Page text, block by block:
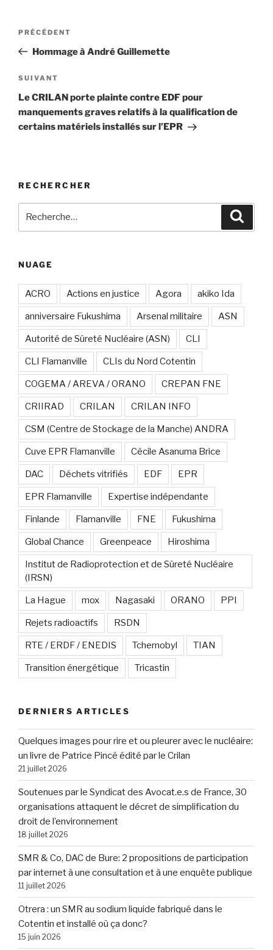
Navigation
l’article
Article
précédent
PRÉCÉDENT
Hommage à André Guillemette
Article
suivant
SUIVANT
Le CRILAN porte plainte contre EDF pour
manquements graves relatifs à la qualification de
certains matériels installés sur l’EPR
RECHERCHER
NUAGE
ACRO Actions en justice Agora akiko Ida
anniversaire Fukushima Arsenal militaire ASN
Autorité de Sûreté Nucléaire (ASN) CLI
CLI Flamanville CLIs du Nord Cotentin
COGEMA / AREVA / ORANO CREPAN FNE
CRIIRAD CRILAN CRILAN INFO
CSM (Centre de Stockage de la Manche) ANDRA
Cuve EPR Flamanville Cécile Asanuma Brice
DAC Déchets vitrifiés EDF EPR
EPR Flamanville Expertise indépendante
Finlande Flamanville FNE Fukushima
Global Chance Greenpeace Hiroshima
Institut de Radioprotection et de Sûreté Nucléaire
(IRSN)
La Hague mox Nagasaki ORANO PPI
Rejets radioactifs RSDN
RTE / ERDF / ENEDIS Tchernobyl TIAN
Transition énergétique Tricastin
DERNIERS ARTICLES
Quelques images pour rire et ou pleurer avec le nucléaire:
un livre de Patrice Pincé édité par le Crilan
21 juillet 2026
Soutenues par le Syndicat des Avocat.e.s de France, 30
organisations attaquent le décret de simplification du
droit de l’environnement
18 juillet 2026
SMR & Co, DAC de Bure: 2 propositions de participation
par internet à une consultation et à une enquête publique
11 juillet 2026
Otrera : un SMR au sodium liquide fabriqué dans le
Cotentin et installé où ça donc?
15 juin 2026